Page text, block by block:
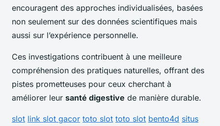
encouragent des approches individualisées, basées
non seulement sur des données scientifiques mais
aussi sur l’expérience personnelle.
Ces investigations contribuent à une meilleure
compréhension des pratiques naturelles, offrant des
pistes prometteuses pour ceux cherchant à
améliorer leur santé digestive de manière durable.
slot link slot gacor toto slot toto slot bento4d situs